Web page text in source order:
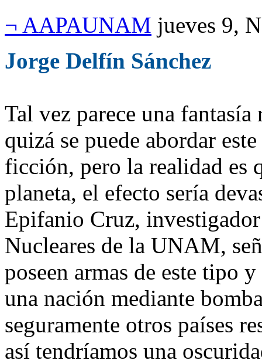
¬ AAPAUNAM jueves 9,
Jorge Delfín Sánchez
Tal vez parece una
quizá se puede abordar
ficción, pero la realidad es
planeta, el efecto sería
Epifanio Cruz,
Nucleares de la UNAM,
poseen armas de este tipo
una nación mediante
seguramente otros países
así tendríamos una